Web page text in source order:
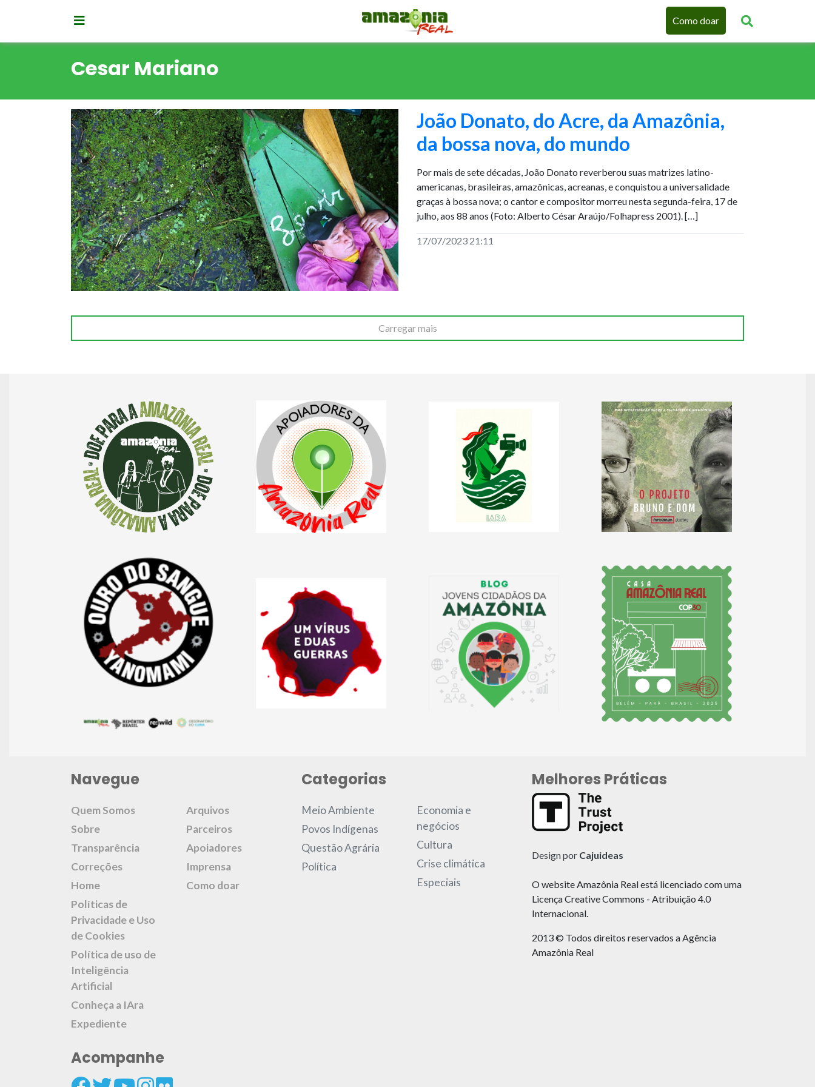
Como doar
Cesar Mariano
João Donato, do Acre, da Amazônia,
da bossa nova, do mundo
Por mais de sete décadas, João Donato reverberou suas matrizes latino-
americanas, brasileiras, amazônicas, acreanas, e conquistou a universalidade
graças à bossa nova; o cantor e compositor morreu nesta segunda-feira, 17 de
julho, aos 88 anos (Foto: Alberto César Araújo/Folhapress 2001). […]
17/07/2023 21:11
Carregar mais
Navegue
Quem Somos
Sobre
Transparência
Correções
Home
Políticas de
Privacidade e Uso
de Cookies
Política de uso de
Inteligência
Artificial
Conheça a IAra
Expediente
Arquivos
Parceiros
Apoiadores
Imprensa
Como doar
Acompanhe
Categorias
Meio Ambiente
Povos Indígenas
Questão Agrária
Política
Economia e
negócios
Cultura
Crise climática
Especiais
Melhores Práticas
Design por Cajuideas
O website Amazônia Real está licenciado com uma
Licença Creative Commons - Atribuição 4.0
Internacional.
2013 © Todos direitos reservados a Agência
Amazônia Real